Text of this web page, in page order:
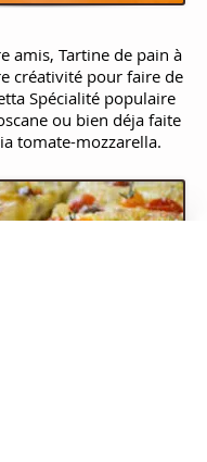
amis, Tartine de pain à
créativité pour faire de
Spécialité populaire
ou bien déja faite
tomate-mozzarella.